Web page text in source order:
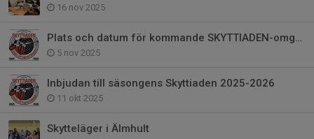
16 nov 2025
Plats och datum för kommande SKYTTIADEN-omgångar.
5 nov 2025
Inbjudan till säsongens Skyttiaden 2025-2026
11 okt 2025
Skytteläger i Älmhult